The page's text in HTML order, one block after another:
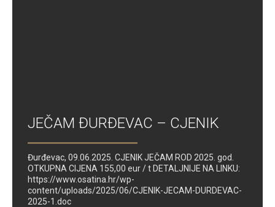
JEČAM ĐURĐEVAC – CJENIK
Đurđevac, 09.06.2025. CJENIK JEČAM ROD 2025. god.
OTKUPNA CIJENA 155,00 eur / t DETALJNIJE NA LINKU:
https://www.osatina.hr/wp-
content/uploads/2025/06/CJENIK-JECAM-DURDEVAC-
2025-1.doc